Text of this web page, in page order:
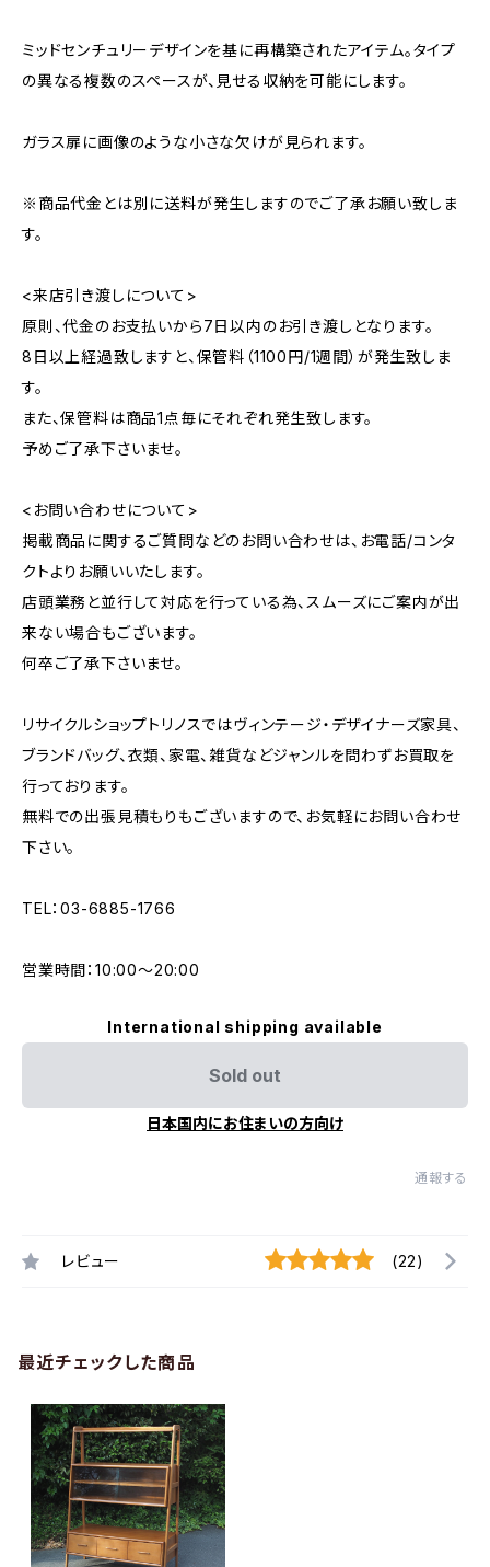
ミッドセンチュリーデザインを基に再構築されたアイテム。タイプ
の異なる複数のスペースが、見せる収納を可能にします。
ガラス扉に画像のような小さな欠けが見られます。
※商品代金とは別に送料が発生しますのでご了承お願い致しま
す。
<来店引き渡しについて>
原則、代金のお支払いから7日以内のお引き渡しとなります。
8日以上経過致しますと、保管料（1100円/1週間）が発生致しま
す。
また、保管料は商品1点毎にそれぞれ発生致します。
予めご了承下さいませ。
<お問い合わせについて>
掲載商品に関するご質問などのお問い合わせは、お電話/コンタ
クトよりお願いいたします。
店頭業務と並行して対応を行っている為、スムーズにご案内が出
来ない場合もございます。
何卒ご了承下さいませ。
リサイクルショップトリノスではヴィンテージ・デザイナーズ家具、
ブランドバッグ、衣類、家電、雑貨などジャンルを問わずお買取を
行っております。
無料での出張見積もりもございますので、お気軽にお問い合わせ
下さい。
TEL：03-6885-1766
営業時間：10:00〜20:00
International shipping available
Sold out
日本国内にお住まいの方向け
通報する
レビュー (22)
最近チェックした商品